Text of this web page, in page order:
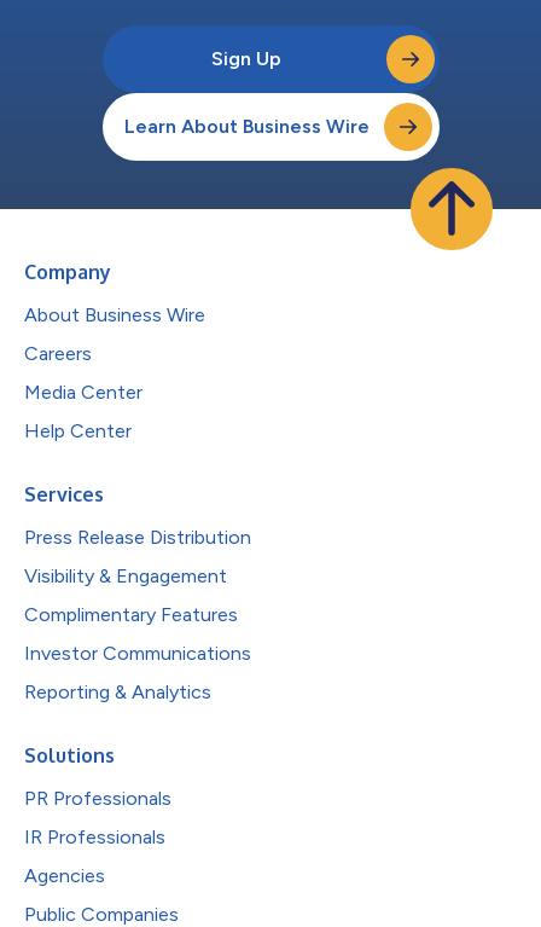
Sign Up
Learn About Business Wire
Company
About Business Wire
Careers
Media Center
Help Center
Services
Press Release Distribution
Visibility & Engagement
Complimentary Features
Investor Communications
Reporting & Analytics
Solutions
PR Professionals
IR Professionals
Agencies
Public Companies